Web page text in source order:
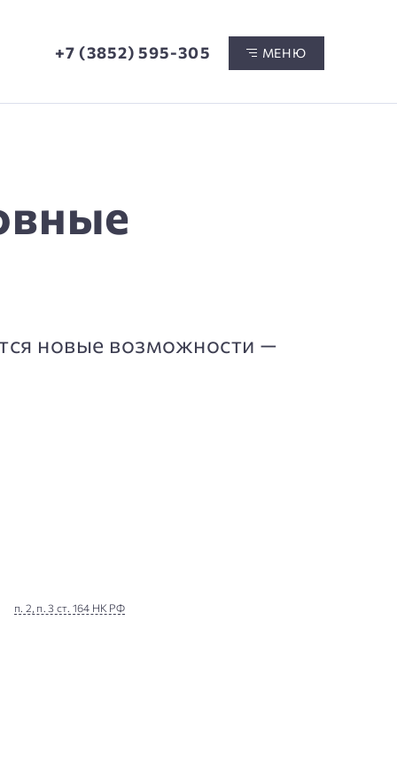
+7 (3852) 595-305 МЕНЮ
новые возможности —
п. 2, п. 3 ст. 164 НК РФ